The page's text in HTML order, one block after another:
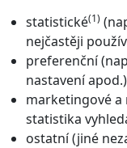
statistické(1)
nejčastěji
preferenční
nastavení apod.)
marketingové a
statistika
ostatní (jiné